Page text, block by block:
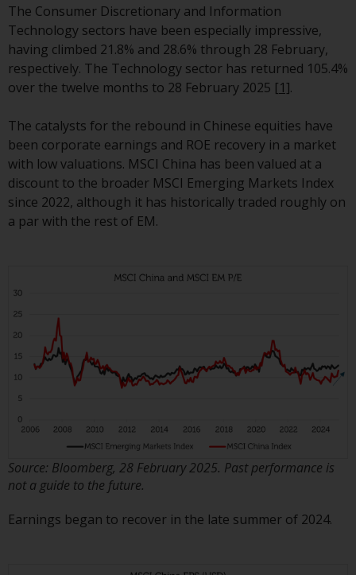
Zugang unterliegt lokalen
Beschränkungen
haben, richtet sich diese Website
nicht an eine bestimmte
Gerichtsbarkeit und Sie betreten
eine globale Website. Auf dieser
Website erwähnte Produkte oder
Dienstleistungen unterliegen
möglicherweise nicht in allen
Produkte oder Dienstleistungen
werden auf der Grundlage
bestimmter Registrierungen in
relevanten Gerichtsbarkeiten
Richtlinien zur Koordinierung von
Gesetzen, Vorschriften und
Verwaltungsvorschriften in Bezug
auf Organismen für gemeinsame
(UCITS/OGAW) (Richtlinie
The Consumer Discretionary and Information
Technology sectors have been especially impressive,
having climbed 21.8% and 28.6% through 28 February,
respectively. The Technology sector has returned 105.4%
over the twelve months to 28 February 2025 [1].
The catalysts for the rebound in Chinese equities have
been corporate earnings and ROE recovery in a market
with low valuations. MSCI China has been valued at a
discount to the broader MSCI Emerging Markets Index
since 2022, although it has historically traded roughly on
a par with the rest of EM.
Source: Bloomberg, 28 February 2025. Past performance is
not a guide to the future.
Earnings began to recover in the late summer of 2024.